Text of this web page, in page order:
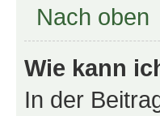
Nach oben
Wie kann
In der